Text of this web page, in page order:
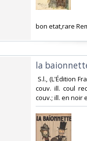
‎bon etat,rare
‎la
S.l., (L'Édition
couv. ill. coul
couv.; ill. en noir